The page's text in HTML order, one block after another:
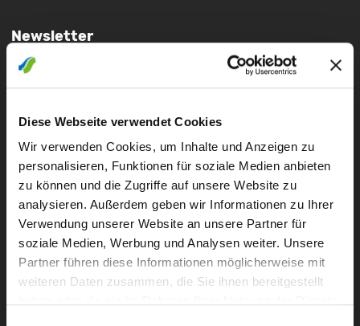
Diese Webseite verwendet Cookies
Wir verwenden Cookies, um Inhalte und Anzeigen zu
personalisieren, Funktionen für soziale Medien anbieten
zu können und die Zugriffe auf unsere Website zu
analysieren. Außerdem geben wir Informationen zu Ihrer
Verwendung unserer Website an unsere Partner für
soziale Medien, Werbung und Analysen weiter. Unsere
Partner führen diese Informationen möglicherweise mit
weiteren Daten zusammen, die Sie ihnen bereitgestellt
Newsletter
Presseverteiler
Störung